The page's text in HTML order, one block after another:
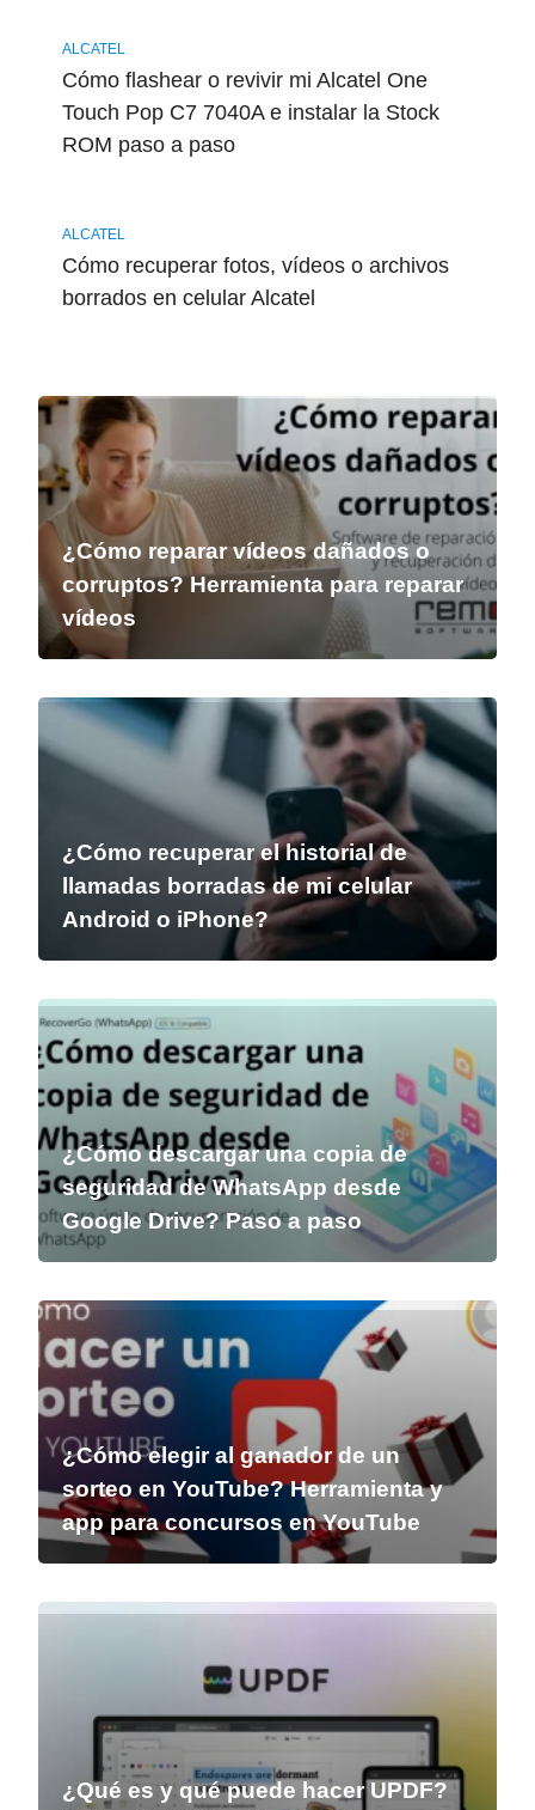
ALCATEL
Cómo flashear o revivir mi Alcatel One
Touch Pop C7 7040A e instalar la Stock
ROM paso a paso
ALCATEL
Cómo recuperar fotos, vídeos o archivos
borrados en celular Alcatel
¿Cómo reparar vídeos dañados o
corruptos? Herramienta para reparar
vídeos
¿Cómo recuperar el historial de
llamadas borradas de mi celular
Android o iPhone?
¿Cómo descargar una copia de
seguridad de WhatsApp desde
Google Drive? Paso a paso
¿Cómo elegir al ganador de un
sorteo en YouTube? Herramienta y
app para concursos en YouTube
¿Qué es y qué puede hacer UPDF?